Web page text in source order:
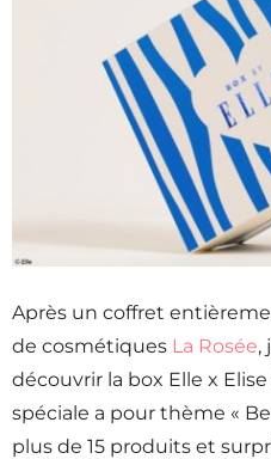
Après un coffret
de cosmétiques La Rosée,
découvrir la box Elle x
spéciale a pour thème «
plus de 15 produits et